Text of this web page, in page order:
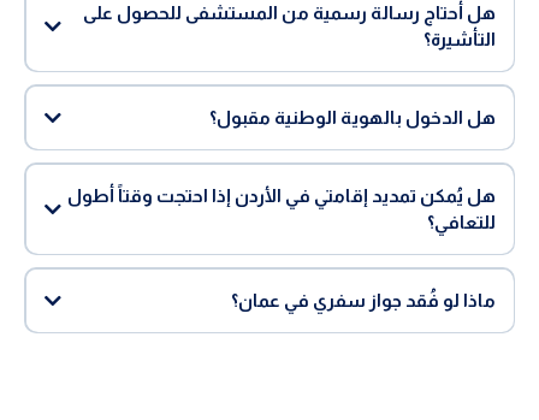
هل أحتاج رسالة رسمية من المستشفى للحصول على
التأشيرة؟
هل الدخول بالهوية الوطنية مقبول؟
هل يُمكن تمديد إقامتي في الأردن إذا احتجت وقتاً أطول
للتعافي؟
ماذا لو فُقد جواز سفري في عمان؟